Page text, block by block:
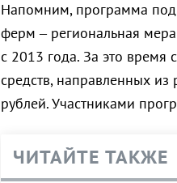
Напомним, программа
ферм – региональная
с 2013 года. За это
средств, направленных
рублей. Участниками
ЧИТАЙТЕ ТАКЖЕ